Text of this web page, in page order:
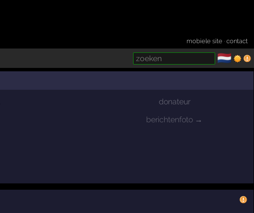
mobiele site ·contact
🇳🇱
donateur
berichtenfoto →